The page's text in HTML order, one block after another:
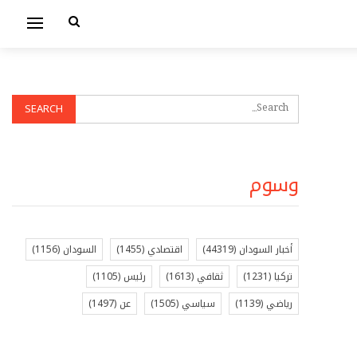
وسوم
أخبار السودان (44319) اقتصادي (1455) السودان (1156)
تركيا (1231) ثقافي (1613) رئيس (1105)
رياضي (1139) سياسي (1505) عن (1497)